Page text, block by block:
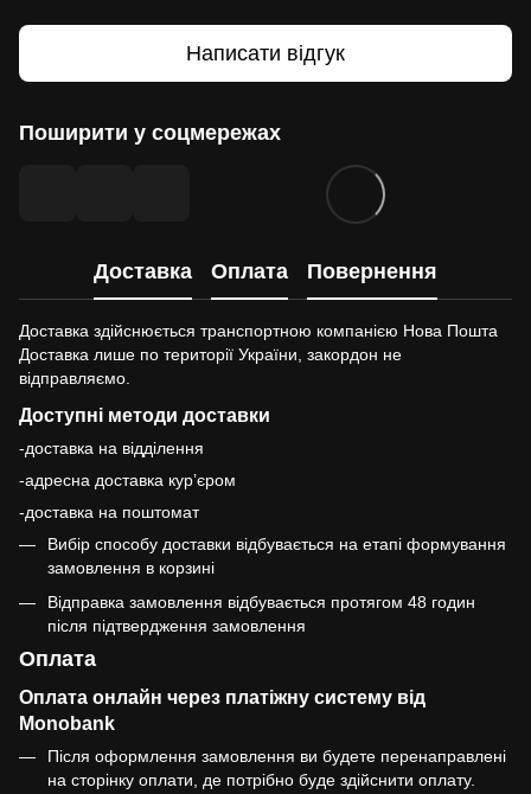
Написати відгук
Поширити у соцмережах
Доставка Оплата Повернення
Доставка здійснюється транспортною компанією Нова Пошта
Доставка лише по території України, закордон не
відправляємо.
Доступні методи доставки
-доставка на відділення
-адресна доставка курʼєром
-доставка на поштомат
Вибір способу доставки відбувається на етапі формування
замовлення в корзині
Відправка замовлення відбувається протягом 48 годин
після підтвердження замовлення
Оплата
Оплата онлайн через платіжну систему від
Monobank
Після оформлення замовлення ви будете перенаправлені
на сторінку оплати, де потрібно буде здійснити оплату.